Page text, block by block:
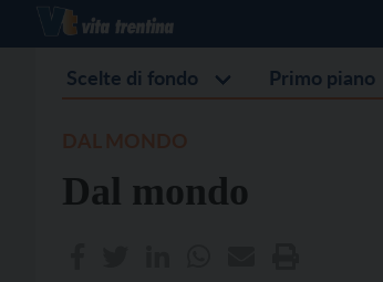
Scelte di fondo Primo piano
Dal mondo